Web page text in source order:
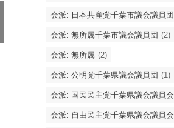
会派: 日本共産党千葉市議会議員団
会派: 無所属千葉市議会議員団 (2)
会派: 無所属 (2)
会派: 公明党千葉県議会議員団 (1)
会派: 国民民主党千葉県議会議員会
会派: 自由民主党千葉県議会議員会